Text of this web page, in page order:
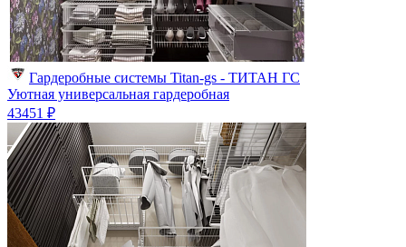
Гардеробные системы Titan-gs - ТИТАН ГС
Уютная универсальная гардеробная
43451 ₽